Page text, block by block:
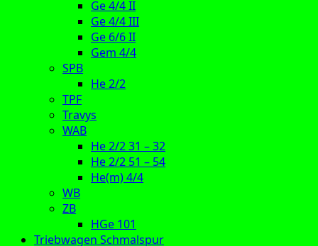
Ge 4/4 II
Ge 4/4 III
Ge 6/6 II
Gem 4/4
SPB
He 2/2
TPF
Travys
WAB
He 2/2 31 – 32
He 2/2 51 – 54
He(m) 4/4
WB
ZB
HGe 101
Triebwagen Schmalspur